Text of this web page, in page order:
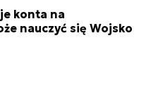
konta na
nauczyć się Wojsko